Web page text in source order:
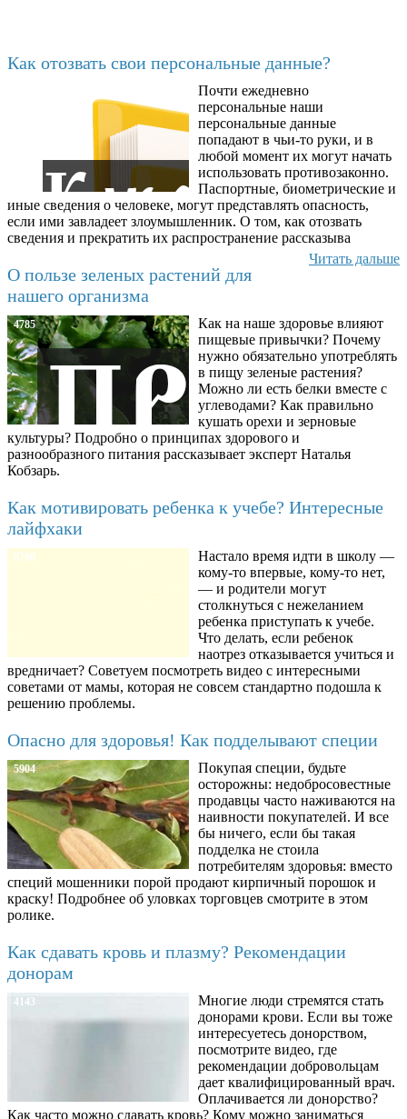
Как отозвать свои персональные данные?
Почти ежедневно
персональные наши
персональные данные
попадают в чьи-то руки, и в
любой момент их могут начать
использовать противозаконно.
Паспортные, биометрические и
иные сведения о человеке, могут представлять опасность,
если ими завладеет злоумышленник. О том, как отозвать
сведения и прекратить их распространение рассказыва
Читать дальше
О пользе зеленых растений для
нашего организма
4785
Как на наше здоровье влияют
пищевые привычки? Почему
нужно обязательно употреблять
в пищу зеленые растения?
Можно ли есть белки вместе с
углеводами? Как правильно
кушать орехи и зерновые
культуры? Подробно о принципах здорового и
разнообразного питания рассказывает эксперт Наталья
Кобзарь.
Как мотивировать ребенка к учебе? Интересные
лайфхаки
8780
Настало время идти в школу —
кому-то впервые, кому-то нет,
— и родители могут
столкнуться с нежеланием
ребенка приступать к учебе.
Что делать, если ребенок
наотрез отказывается учиться и
вредничает? Советуем посмотреть видео с интересными
советами от мамы, которая не совсем стандартно подошла к
решению проблемы.
Опасно для здоровья! Как подделывают специи
5904
Покупая специи, будьте
осторожны: недобросовестные
продавцы часто наживаются на
наивности покупателей. И все
бы ничего, если бы такая
подделка не стоила
потребителям здоровья: вместо
специй мошенники порой продают кирпичный порошок и
краску! Подробнее об уловках торговцев смотрите в этом
ролике.
Как сдавать кровь и плазму? Рекомендации
донорам
4143
Многие люди стремятся стать
донорами крови. Если вы тоже
интересуетесь донорством,
посмотрите видео, где
рекомендации добровольцам
дает квалифицированный врач.
Оплачивается ли донорство?
Как часто можно сдавать кровь? Кому можно заниматься